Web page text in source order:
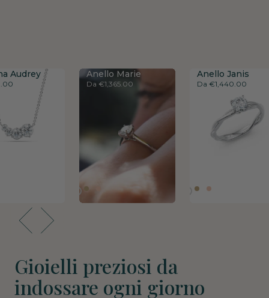
Audrey
Audrey
Audrey Anello Marie
Da €1,365.00
Anello Marie
Da €1,365.00
Anello Marie
Da €1,365.00
Anello Janis
Da €1,440.00
Anello Janis
Da €1,440.00
Anello Janis
Da €1,440.00
Gioielli preziosi da
indossare ogni giorno